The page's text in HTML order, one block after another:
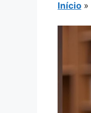
Início »